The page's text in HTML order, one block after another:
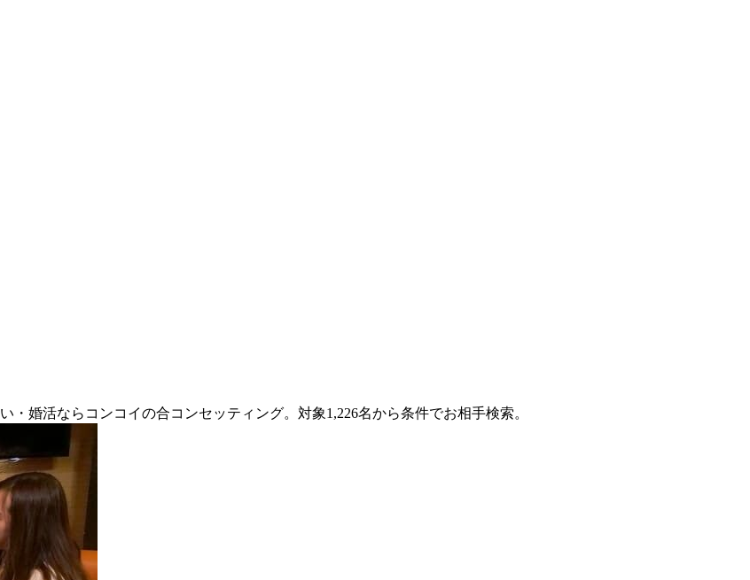
婚活ならコンコイの合コンセッティング。対象1,226名から条件でお相手検索。